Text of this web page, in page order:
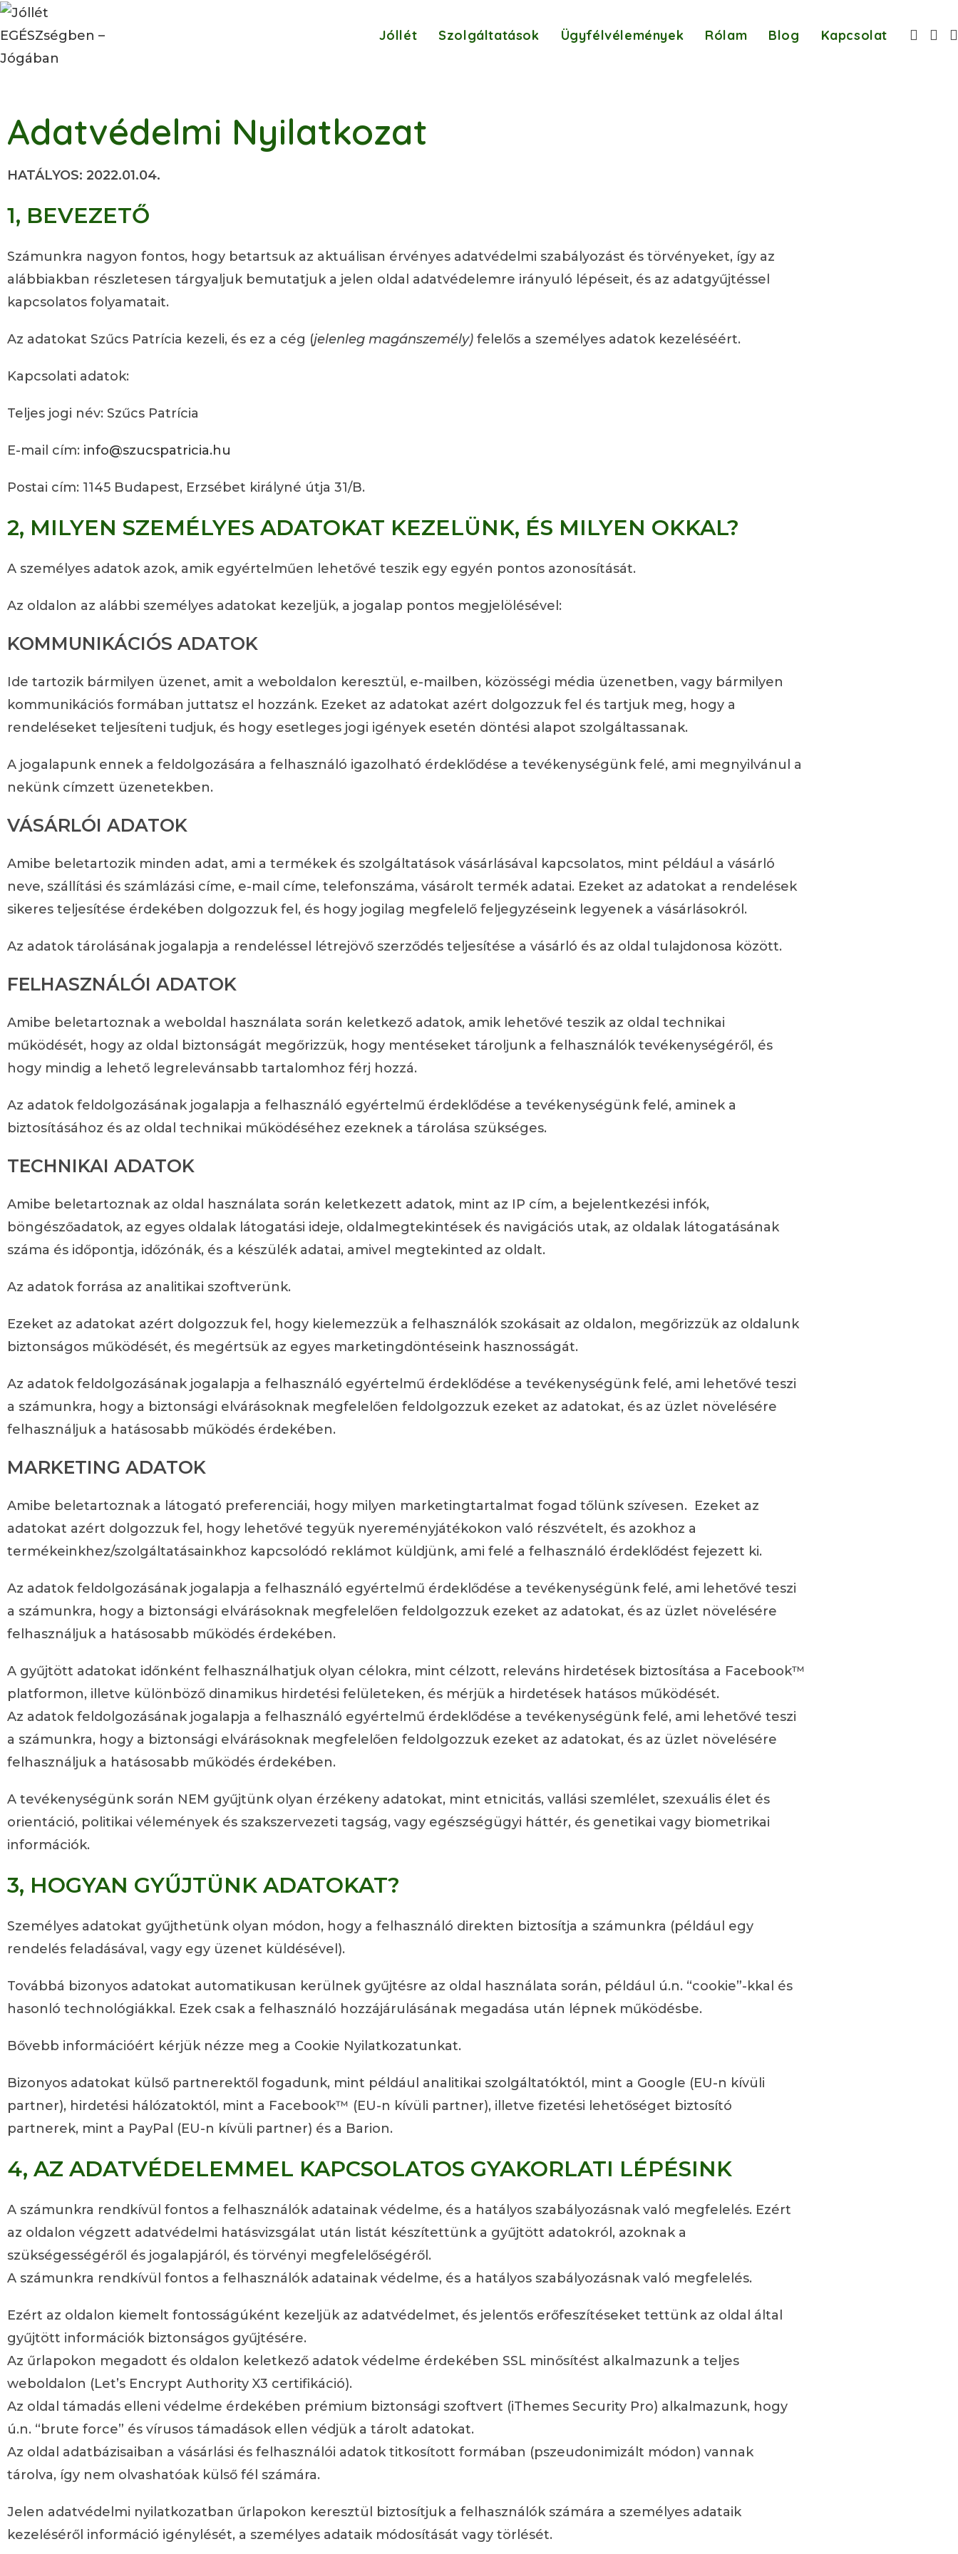
Jóllét Szolgáltatások Ügyfélvélemények Rólam Blog Kapcsolat
Adatvédelmi Nyilatkozat
HATÁLYOS: 2022.01.04.
1, BEVEZETŐ
Számunkra nagyon fontos, hogy betartsuk az aktuálisan érvényes adatvédelmi szabályozást és törvényeket, így az
alábbiakban részletesen tárgyaljuk bemutatjuk a jelen oldal adatvédelemre irányuló lépéseit, és az adatgyűjtéssel
kapcsolatos folyamatait.
Az adatokat Szűcs Patrícia kezeli, és ez a cég (jelenleg magánszemély) felelős a személyes adatok kezeléséért.
Kapcsolati adatok:
Teljes jogi név: Szűcs Patrícia
E-mail cím: info@szucspatricia.hu
Postai cím: 1145 Budapest, Erzsébet királyné útja 31/B.
2, MILYEN SZEMÉLYES ADATOKAT KEZELÜNK, ÉS MILYEN OKKAL?
A személyes adatok azok, amik egyértelműen lehetővé teszik egy egyén pontos azonosítását.
Az oldalon az alábbi személyes adatokat kezeljük, a jogalap pontos megjelölésével:
KOMMUNIKÁCIÓS ADATOK
Ide tartozik bármilyen üzenet, amit a weboldalon keresztül, e-mailben, közösségi média üzenetben, vagy bármilyen
kommunikációs formában juttatsz el hozzánk. Ezeket az adatokat azért dolgozzuk fel és tartjuk meg, hogy a
rendeléseket teljesíteni tudjuk, és hogy esetleges jogi igények esetén döntési alapot szolgáltassanak.
A jogalapunk ennek a feldolgozására a felhasználó igazolható érdeklődése a tevékenységünk felé, ami megnyilvánul a
nekünk címzett üzenetekben.
VÁSÁRLÓI ADATOK
Amibe beletartozik minden adat, ami a termékek és szolgáltatások vásárlásával kapcsolatos, mint például a vásárló
neve, szállítási és számlázási címe, e-mail címe, telefonszáma, vásárolt termék adatai. Ezeket az adatokat a rendelések
sikeres teljesítése érdekében dolgozzuk fel, és hogy jogilag megfelelő feljegyzéseink legyenek a vásárlásokról.
Az adatok tárolásának jogalapja a rendeléssel létrejövő szerződés teljesítése a vásárló és az oldal tulajdonosa között.
FELHASZNÁLÓI ADATOK
Amibe beletartoznak a weboldal használata során keletkező adatok, amik lehetővé teszik az oldal technikai
működését, hogy az oldal biztonságát megőrizzük, hogy mentéseket tároljunk a felhasználók tevékenységéről, és
hogy mindig a lehető legrelevánsabb tartalomhoz férj hozzá.
Az adatok feldolgozásának jogalapja a felhasználó egyértelmű érdeklődése a tevékenységünk felé, aminek a
biztosításához és az oldal technikai működéséhez ezeknek a tárolása szükséges.
TECHNIKAI ADATOK
Amibe beletartoznak az oldal használata során keletkezett adatok, mint az IP cím, a bejelentkezési infók,
böngészőadatok, az egyes oldalak látogatási ideje, oldalmegtekintések és navigációs utak, az oldalak látogatásának
száma és időpontja, időzónák, és a készülék adatai, amivel megtekinted az oldalt.
Az adatok forrása az analitikai szoftverünk.
Ezeket az adatokat azért dolgozzuk fel, hogy kielemezzük a felhasználók szokásait az oldalon, megőrizzük az oldalunk
biztonságos működését, és megértsük az egyes marketingdöntéseink hasznosságát.
Az adatok feldolgozásának jogalapja a felhasználó egyértelmű érdeklődése a tevékenységünk felé, ami lehetővé teszi
a számunkra, hogy a biztonsági elvárásoknak megfelelően feldolgozzuk ezeket az adatokat, és az üzlet növelésére
felhasználjuk a hatásosabb működés érdekében.
MARKETING ADATOK
Amibe beletartoznak a látogató preferenciái, hogy milyen marketingtartalmat fogad tőlünk szívesen. Ezeket az
adatokat azért dolgozzuk fel, hogy lehetővé tegyük nyereményjátékokon való részvételt, és azokhoz a
termékeinkhez/szolgáltatásainkhoz kapcsolódó reklámot küldjünk, ami felé a felhasználó érdeklődést fejezett ki.
Az adatok feldolgozásának jogalapja a felhasználó egyértelmű érdeklődése a tevékenységünk felé, ami lehetővé teszi
a számunkra, hogy a biztonsági elvárásoknak megfelelően feldolgozzuk ezeket az adatokat, és az üzlet növelésére
felhasználjuk a hatásosabb működés érdekében.
A gyűjtött adatokat időnként felhasználhatjuk olyan célokra, mint célzott, releváns hirdetések biztosítása a Facebook™
platformon, illetve különböző dinamikus hirdetési felületeken, és mérjük a hirdetések hatásos működését.
Az adatok feldolgozásának jogalapja a felhasználó egyértelmű érdeklődése a tevékenységünk felé, ami lehetővé teszi
a számunkra, hogy a biztonsági elvárásoknak megfelelően feldolgozzuk ezeket az adatokat, és az üzlet növelésére
felhasználjuk a hatásosabb működés érdekében.
A tevékenységünk során NEM gyűjtünk olyan érzékeny adatokat, mint etnicitás, vallási szemlélet, szexuális élet és
orientáció, politikai vélemények és szakszervezeti tagság, vagy egészségügyi háttér, és genetikai vagy biometrikai
információk.
3, HOGYAN GYŰJTÜNK ADATOKAT?
Személyes adatokat gyűjthetünk olyan módon, hogy a felhasználó direkten biztosítja a számunkra (például egy
rendelés feladásával, vagy egy üzenet küldésével).
Továbbá bizonyos adatokat automatikusan kerülnek gyűjtésre az oldal használata során, például ú.n. “cookie”-kkal és
hasonló technológiákkal. Ezek csak a felhasználó hozzájárulásának megadása után lépnek működésbe.
Bővebb információért kérjük nézze meg a Cookie Nyilatkozatunkat.
Bizonyos adatokat külső partnerektől fogadunk, mint például analitikai szolgáltatóktól, mint a Google (EU-n kívüli
partner), hirdetési hálózatoktól, mint a Facebook™ (EU-n kívüli partner), illetve fizetési lehetőséget biztosító
partnerek, mint a PayPal (EU-n kívüli partner) és a Barion.
4, AZ ADATVÉDELEMMEL KAPCSOLATOS GYAKORLATI LÉPÉSINK
A számunkra rendkívül fontos a felhasználók adatainak védelme, és a hatályos szabályozásnak való megfelelés. Ezért
az oldalon végzett adatvédelmi hatásvizsgálat után listát készítettünk a gyűjtött adatokról, azoknak a
szükségességéről és jogalapjáról, és törvényi megfelelőségéről.
A számunkra rendkívül fontos a felhasználók adatainak védelme, és a hatályos szabályozásnak való megfelelés.
Ezért az oldalon kiemelt fontosságúként kezeljük az adatvédelmet, és jelentős erőfeszítéseket tettünk az oldal által
gyűjtött információk biztonságos gyűjtésére.
Az űrlapokon megadott és oldalon keletkező adatok védelme érdekében SSL minősítést alkalmazunk a teljes
weboldalon (Let’s Encrypt Authority X3 certifikáció).
Az oldal támadás elleni védelme érdekében prémium biztonsági szoftvert (iThemes Security Pro) alkalmazunk, hogy
ú.n. “brute force” és vírusos támadások ellen védjük a tárolt adatokat.
Az oldal adatbázisaiban a vásárlási és felhasználói adatok titkosított formában (pszeudonimizált módon) vannak
tárolva, így nem olvashatóak külső fél számára.
Jelen adatvédelmi nyilatkozatban űrlapokon keresztül biztosítjuk a felhasználók számára a személyes adataik
kezeléséről információ igénylését, a személyes adataik módosítását vagy törlését.